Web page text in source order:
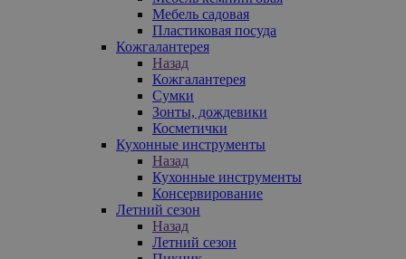
Мебель садовая
Пластиковая посуда
Кожгалантерея
Назад
Кожгалантерея
Сумки
Зонты, дождевики
Косметички
Кухонные инструменты
Назад
Кухонные инструменты
Консервирование
Летний сезон
Назад
Летний сезон